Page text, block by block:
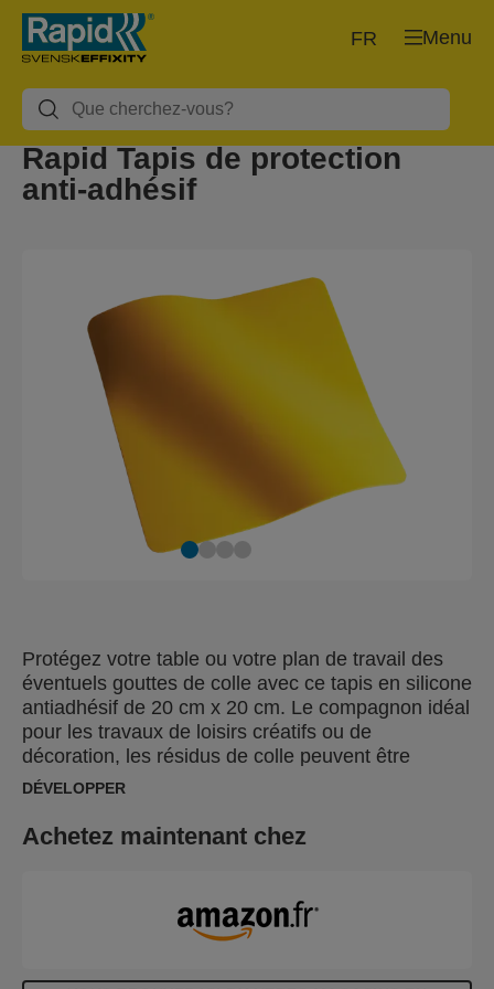
Menu
FR
Rapid Tapis de protection
anti-adhésif
Protégez votre table ou votre plan de travail des
éventuels gouttes de colle avec ce tapis en silicone
antiadhésif de 20 cm x 20 cm. Le compagnon idéal
pour les travaux de loisirs créatifs ou de
décoration, les résidus de colle peuvent être
facilement enlevés de la surface en silicone après
Le tapis peut également être utilisé pour créer des
antiadhésive lorsqu'ils sont secs.
DÉVELOPPER
Achetez maintenant chez